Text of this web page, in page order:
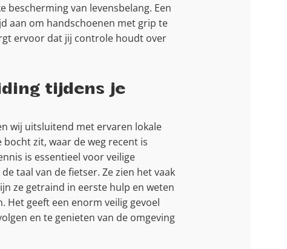
van levensbelang. Een
aan om handschoenen met grip te
ervoor dat jij controle houdt over
tijdens je
wij uitsluitend met ervaren lokale
zit, waar de weg recent is
is essentieel voor veilige
taal van de fietser. Ze zien het vaak
ze getraind in eerste hulp en weten
Het geeft een enorm veilig gevoel
en te genieten van de omgeving